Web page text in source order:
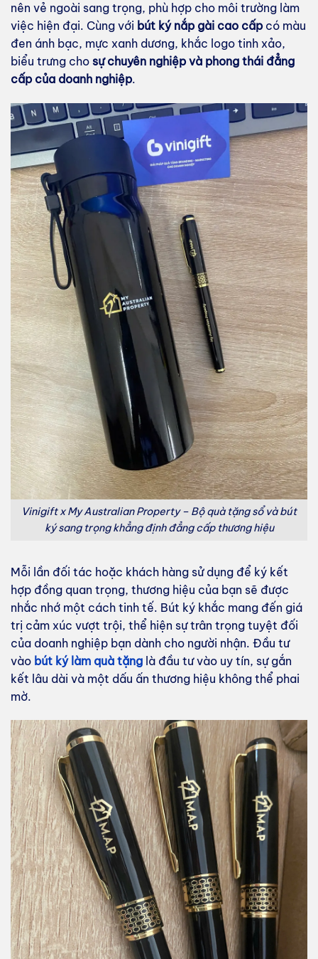
nên vẻ ngoài sang trọng, phù hợp cho môi trường làm
việc hiện đại. Cùng với bút ký nắp gài cao cấp có màu
đen ánh bạc, mực xanh dương, khắc logo tinh xảo,
biểu trưng cho sự chuyên nghiệp và phong thái đẳng
cấp của doanh nghiệp.
Vinigift x My Australian Property – Bộ quà tặng sổ và bút
ký sang trọng khẳng định đẳng cấp thương hiệu
Mỗi lần đối tác hoặc khách hàng sử dụng để ký kết
hợp đồng quan trọng, thương hiệu của bạn sẽ được
nhắc nhớ một cách tinh tế. Bút ký khắc mang đến giá
trị cảm xúc vượt trội, thể hiện sự trân trọng tuyệt đối
của doanh nghiệp bạn dành cho người nhận. Đầu tư
vào bút ký làm quà tặng là đầu tư vào uy tín, sự gắn
kết lâu dài và một dấu ấn thương hiệu không thể phai
mờ.